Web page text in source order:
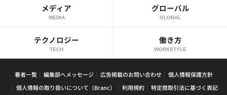
メディア
MEDIA
グローバル
GLOBAL
テクノロジー
TECH
働き方
WORKSTYLE
著者一覧 編集部へメッセージ 広告掲載のお問い合わせ
個人情報保護方針
個人情報の取り扱いについて（Branc）
利用規約
特定商取引法に基づく表記